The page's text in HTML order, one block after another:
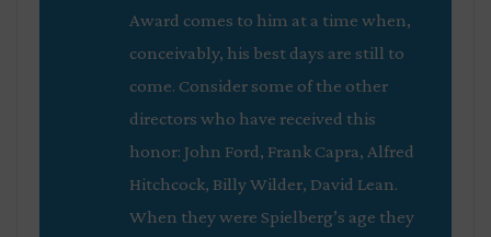
Award comes to him at a time when,
conceivably, his best days are still to
come. Consider some of the other
directors who have received this
honor: John Ford, Frank Capra, Alfred
Hitchcock, Billy Wilder, David Lean.
When they were Spielberg’s age they